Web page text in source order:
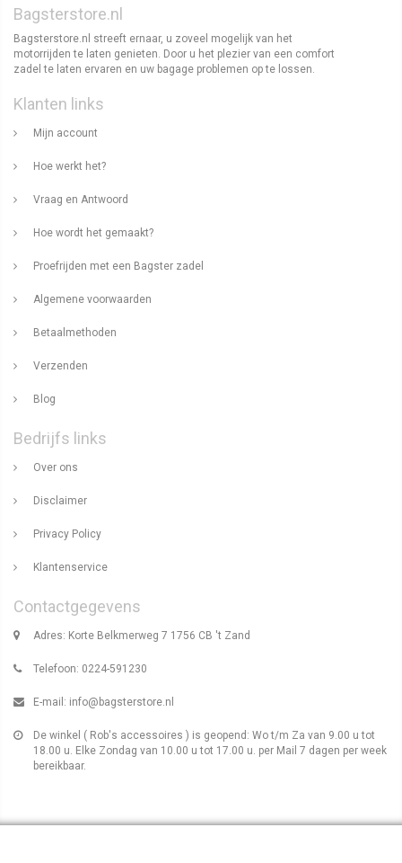
Bagsterstore.nl
Bagsterstore.nl streeft ernaar, u zoveel mogelijk van het
motorrijden te laten genieten. Door u het plezier van een comfort
zadel te laten ervaren en uw bagage problemen op te lossen.
Klanten links
Mijn account
Hoe werkt het?
Vraag en Antwoord
Hoe wordt het gemaakt?
Proefrijden met een Bagster zadel
Algemene voorwaarden
Betaalmethoden
Verzenden
Blog
Bedrijfs links
Over ons
Disclaimer
Privacy Policy
Klantenservice
Contactgegevens
Adres: Korte Belkmerweg 7 1756 CB 't Zand
Telefoon: 0224-591230
E-mail: info@bagsterstore.nl
De winkel ( Rob's accessoires ) is geopend: Wo t/m Za van 9.00 u tot
18.00 u. Elke Zondag van 10.00 u tot 17.00 u. per Mail 7 dagen per week
bereikbaar.